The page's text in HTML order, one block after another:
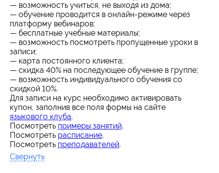
— возможность учиться, не выходя из дома;
— обучение проводится в онлайн-режиме через
платформу вебинаров;
— бесплатные учебные материалы;
— возможность посмотреть пропущенные уроки в
записи;
— карта постоянного клиента;
— скидка 40% на последующее обучение в группе;
— возможность индивидуального обучения со
скидкой 10%.
Для записи на курс необходимо активировать
купон, заполнив все поля формы на сайте
языкового клуба.
Посмотреть примеры занятий.
Посмотреть расписание.
Посмотреть преподавателей.
Свернуть